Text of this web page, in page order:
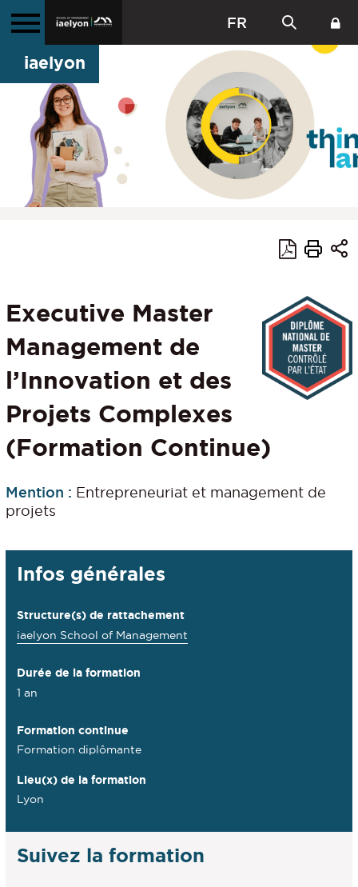
FR
iaelyon
Executive Master
Management de
l’Innovation et des
Projets Complexes
(Formation Continue)
Mention : Entrepreneuriat et management de
projets
Détails
Infos générales
Structure(s) de rattachement
iaelyon School of Management
Durée de la formation
1 an
Formation continue
Formation diplômante
Lieu(x) de la formation
Lyon
Suivez la formation